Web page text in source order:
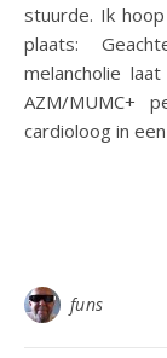
stuurde. Ik
plaats:
melancholie
AZM/MUMC+
cardioloog in
funs